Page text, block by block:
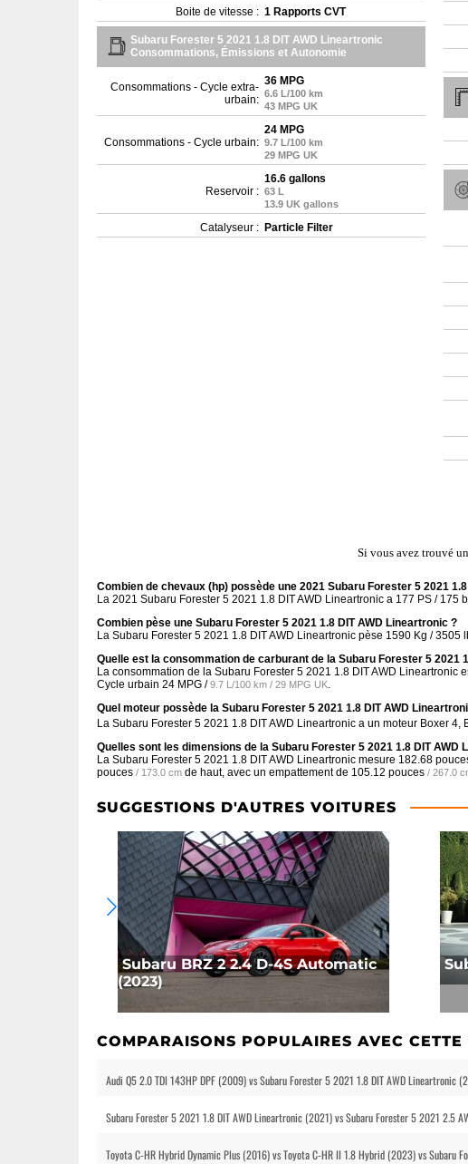
Boite de vitesse : 1 Rapports CVT
Subaru Forester 5 2021 1.8 DIT AWD Lineartronic
Consommations, Émissions et Autonomie
Consommations - Cycle extra-
urbain:
36 MPG
6.6 L/100 km
43 MPG UK
Consommations - Cycle urbain:
24 MPG
9.7 L/100 km
29 MPG UK
Reservoir :
16.6 gallons
63 L
13.9 UK gallons
Catalyseur : Particle Filter
Si vous avez trouvé
Combien de chevaux (hp) possède une 2021 Subaru Forester 5 2021
La 2021 Subaru Forester 5 2021 1.8 DIT AWD Lineartronic a 177 PS / 175
Combien pèse une Subaru Forester 5 2021 1.8 DIT AWD Lineartronic ?
La Subaru Forester 5 2021 1.8 DIT AWD Lineartronic pèse 1590 Kg / 3505
Quelle est la consommation de carburant de la Subaru Forester 5 2021
La consommation de la Subaru Forester 5 2021 1.8 DIT AWD Lineartronic
Cycle urbain 24 MPG /9.7 L/100 km / 29 MPG UK.
Quel moteur possède la Subaru Forester 5 2021 1.8 DIT AWD
La Subaru Forester 5 2021 1.8 DIT AWD Lineartronic a un moteur Boxer
Quelles sont les dimensions de la Subaru Forester 5 2021 1.8 DIT AWD
La Subaru Forester 5 2021 1.8 DIT AWD Lineartronic mesure 182.68
pouces / 173.0 cm de haut, avec un empattement de 105.12 pouces / 267.0
SUGGESTIONS D'AUTRES VOITURES
Subaru BRZ 2 2.4 D-4S Automatic
(2023)
COMPARAISONS POPULAIRES AVEC CETTE
Audi Q5 2.0 TDI 143HP DPF (2009) vs Subaru Forester 5 2021 1.8 DIT AWD Lineartronic
Subaru Forester 5 2021 1.8 DIT AWD Lineartronic (2021) vs Subaru Forester 5 2021 2.5
Toyota C-HR Hybrid Dynamic Plus (2016) vs Toyota C-HR II 1.8 Hybrid (2023) vs Subaru